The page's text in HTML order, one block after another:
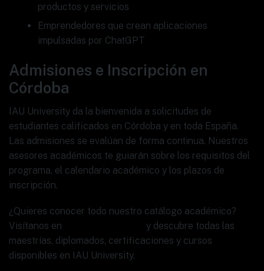
productos y servicios
Emprendedores que crean aplicaciones
impulsadas por ChatGPT
Admisiones e Inscripción en
Córdoba
IAU University da la bienvenida a solicitudes de
estudiantes calificados en Córdoba y en toda España.
Las admisiones se evalúan de forma continua. Nuestros
asesores académicos te guiarán sobre los requisitos del
programa, el calendario académico y los plazos de
inscripción.
¿Quieres conocer todo nuestro catálogo académico?
Visítanos en
y descubre todas las
maestrías, diplomados, certificaciones y cursos
disponibles en IAU University.